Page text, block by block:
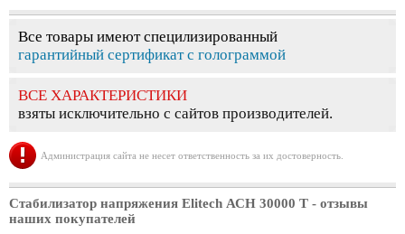
Все товары имеют специлизированный
гарантийный сертификат с голограммой
ВСЕ ХАРАКТЕРИСТИКИ
взяты исключительно с сайтов производителей.
Администрация сайта не несет ответственность за их достоверность.
Стабилизатор напряжения Elitech АСН 30000 Т - отзывы
наших покупателей